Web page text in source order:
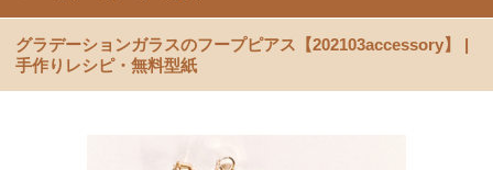
グラデーションガラスのフープピアス【202103accessory】 |
手作りレシピ・無料型紙